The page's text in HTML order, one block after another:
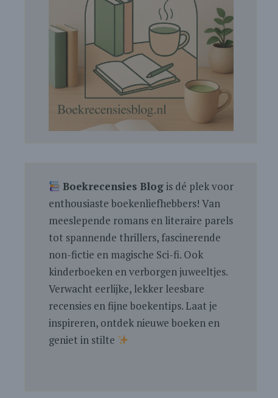
Boekrecensies Blogis dé plek voor
enthousiaste boekenliefhebbers! Van
meeslepende romans en literaire parels
tot spannende thrillers, fascinerende
non-fictie en magische Sci-fi. Ook
kinderboeken en verborgen juweeltjes.
Verwacht eerlijke, lekker leesbare
recensies en fijne boekentips. Laat je
inspireren, ontdek nieuwe boeken en
geniet in stilte